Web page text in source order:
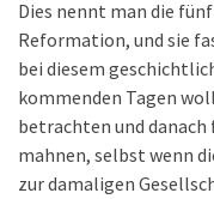
Dies nennt man die
Reformation, und sie
bei diesem
kommenden Tagen
betrachten und danach
mahnen, selbst wenn
zur damaligen